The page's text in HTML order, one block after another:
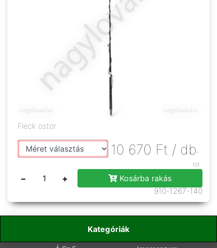
Kategóriák
Fleck ostor
10 670 Ft / db -
tól
− +
Kosárba rakás
910-1267-140